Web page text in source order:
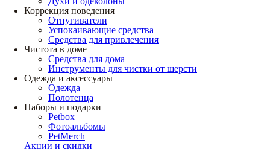
Коррекция поведения
Отпугиватели
Успокаивающие средства
Средства для привлечения
Чистота в доме
Средства для дома
Инструменты для чистки от шерсти
Одежда и аксессуары
Одежда
Полотенца
Наборы и подарки
Petbox
Фотоальбомы
PetMerch
Акции и скидки